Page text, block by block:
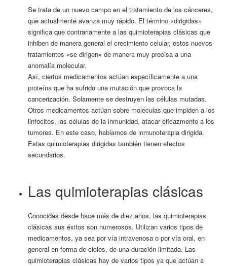
Se trata de un nuevo campo en el tratamiento de los cánceres,
que actualmente avanza muy rápido. El término «dirigidas»
significa que contrariamente a las quimioterapias clásicas que
inhiben de manera general el crecimiento celular, estos nuevos
tratamientos «se dirigen» de manera muy precisa a una
anomalía molecular.
Así, ciertos medicamentos actúan específicamente a una
proteína que ha sufrido una mutación que provoca la
cancerización. Solamente se destruyen las células mutadas.
Otros medicamentos actúan sobre moléculas que impiden a los
linfocitos, las células de la inmunidad, atacar eficazmente a los
tumores. En este caso, hablamos de inmunoterapia dirigida.
Estas quimioterapias dirigidas también tienen efectos
secundarios.
Las quimioterapias clásicas
Conocidas desde hace más de diez años, las quimioterapias
clásicas sus éxitos son numerosos. Utilizan varios tipos de
medicamentos, ya sea por vía intravenosa o por vía oral, en
general en forma de ciclos, de una duración limitada. Las
quimioterapias clásicas hay de varios tipos ya que actúan a